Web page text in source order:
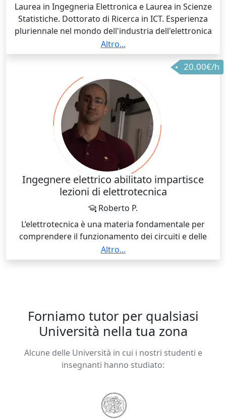
Laurea in Ingegneria Elettronica e Laurea in Scienze
Statistiche. Dottorato di Ricerca in ICT. Esperienza
pluriennale nel mondo dell'industria dell'elettronica
in qualità prima di Process Engineer per Memorie
Flash-EEPROM-EPROM, successivamente, come
Application Engineer per applicazioni dell'elettronica
di potenza e, infine, come design engineer di Power
Transistor.
Altro...
20.00€/h
Ingegnere elettrico abilitato impartisce
lezioni di elettrotecnica
Roberto P.
L’elettrotecnica è una materia fondamentale per
comprendere il funzionamento dei circuiti e delle
tecnologie che usiamo ogni giorno. La mia
formazione in ingegneria elettrica, unita alla passione
Credo che l’approccio migliore sia quello di partire
dalle basi e collegarle subito ad esempi reali, così da
rendere lo studio più chiaro e stimolante.
Altro...
Forniamo tutor per qualsiasi
Università nella tua zona
Alcune delle Università in cui i nostri studenti e
insegnanti hanno studiato: